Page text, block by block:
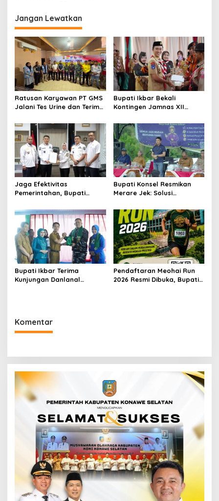
Jangan Lewatkan
Ratusan Karyawan PT GMS
Jalani Tes Urine dan Terima
Kendari
Bupati Ikbar Bekali
Kontingen Jamnas XII
Kepemimpinan Dan
Nasionalisme
Jaga Efektivitas
Pemerintahan, Bupati
Tunjuk Narlian Jadi Plh
Sekda
Bupati Konsel Resmikan
Merare Jek: Solusi
Lokal
Bupati Ikbar Terima
Kunjungan Danlanal
Pendaftaran Meohai Run
2026 Resmi Dibuka, Bupati
Komentar